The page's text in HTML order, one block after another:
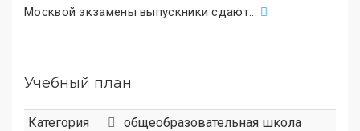
Москвой экзамены выпускники сдают...
Учебный план
Категория
общеобразовательная школа